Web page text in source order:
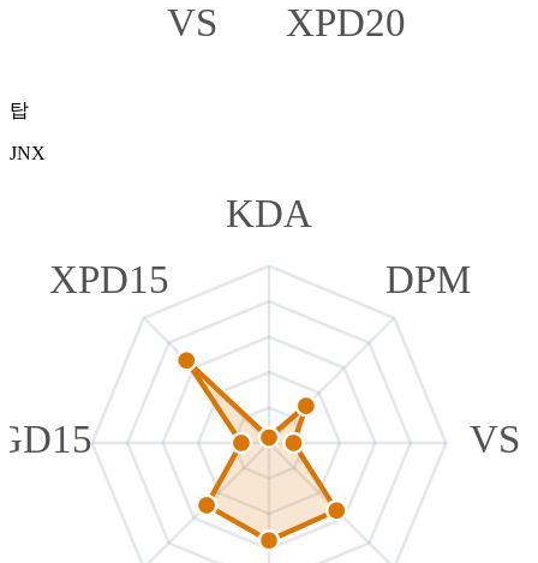
XPD20
VS
탑
JNX
KDA
DPM
VS
XPD15